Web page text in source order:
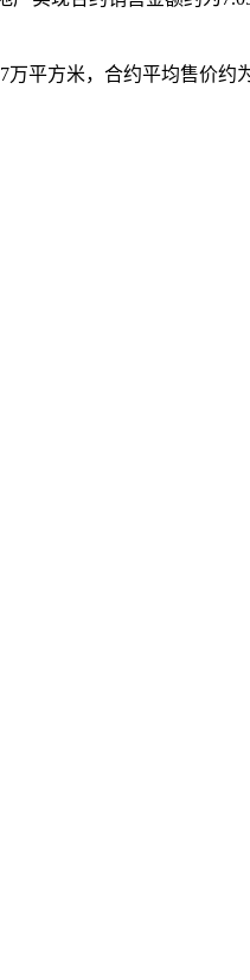
平方米，合约平均售价约